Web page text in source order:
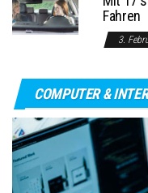
Fahren
3.
COMPUTER &